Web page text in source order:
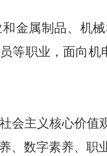
金属制品、机
等职业，面向机
会主义核心价值
、数字素养、